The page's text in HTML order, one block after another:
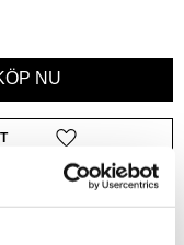
i favoriter